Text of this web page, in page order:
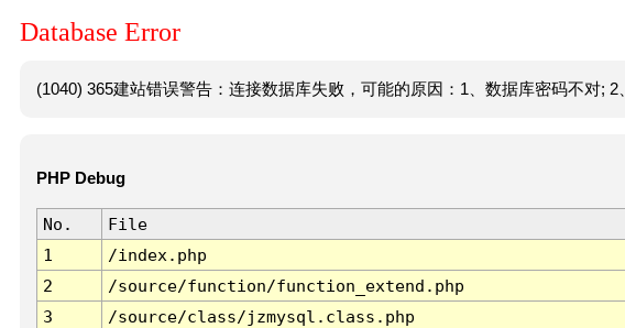
Database Error
(1040) 365建站错误警告：连接数据库失败，可能的原因：1、数据库密码不对; 2
PHP Debug
No. File
1
/index.php
2
/source/function/function_extend.php
3
/source/class/jzmysql.class.php